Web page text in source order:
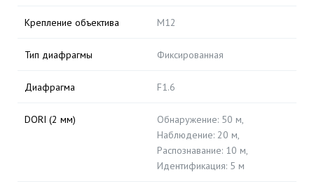
Крепление объектива M12
Тип диафрагмы Фиксированная
Диафрагма F1.6
DORI (2 мм)
Обнаружение: 50 м,
Наблюдение: 20 м,
Распознавание: 10 м,
Идентификация: 5 м